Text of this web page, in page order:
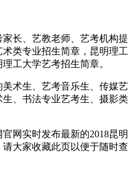
长、艺教老师、艺考机构提
术类专业招生简章，昆明理工
工大学艺考招生简章。
美术生、艺考音乐生、传媒艺
、书法专业艺考生、摄影类
网实时发布最新的2018昆明
大家收藏此页以便于随时查